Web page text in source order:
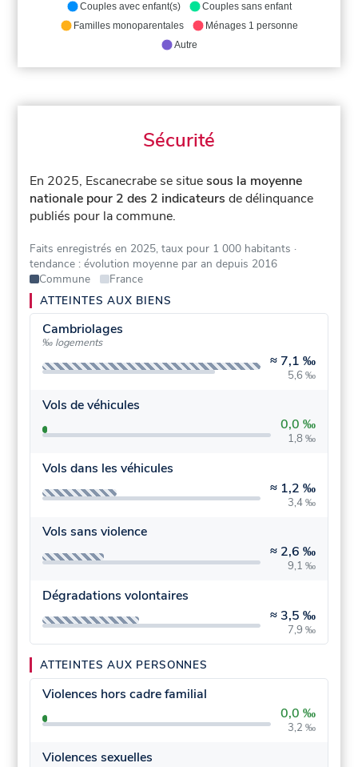
Couples avec enfant(s)
Couples sans enfant
Familles monoparentales
Ménages 1 personne
Autre
Sécurité
En 2025, Escanecrabe se situesous la moyenne
nationale pour 2 des 2 indicateurs de délinquance
publiés pour la commune.
Faits enregistrés en 2025, taux pour 1 000 habitants ·
tendance : évolution moyenne par an depuis 2016
Commune
France
ATTEINTES AUX BIENS
Cambriolages
‰ logements
≈ 7,1 ‰
5,6 ‰
Vols de véhicules
0,0 ‰
1,8 ‰
Vols dans les véhicules
≈ 1,2 ‰
3,4 ‰
Vols sans violence
≈ 2,6 ‰
9,1 ‰
Dégradations volontaires
≈ 3,5 ‰
7,9 ‰
ATTEINTES AUX PERSONNES
Violences hors cadre familial
0,0 ‰
3,2 ‰
Violences sexuelles